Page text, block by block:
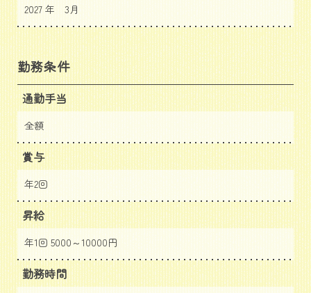
2027 年 3月
勤務条件
通勤手当
全額
賞与
年2回
昇給
年1回 5000～10000円
勤務時間